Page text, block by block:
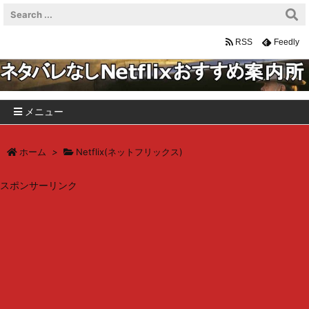
メニュー
RSS Feedly
ホーム > Netflix(ネットフリックス)
スポンサーリンク